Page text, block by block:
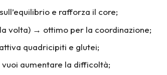
e rafforza il core;
volta) → ottimo per la coordinazione;
quadricipiti e glutei;
aumentare la difficoltà;